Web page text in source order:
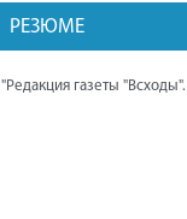
РЕЗЮМЕ
газеты